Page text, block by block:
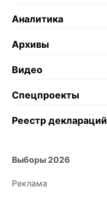
Аналитика
Архивы
Видео
Спецпроекты
Реестр деклараций
Выборы 2026
Реклама